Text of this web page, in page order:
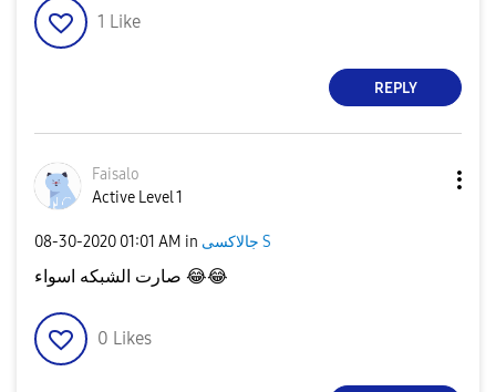
1 Like
REPLY
Faisalo
Active Level 1
‎08-30-2020 01:01 AM in جالاكسى S
😂😂
0 Likes